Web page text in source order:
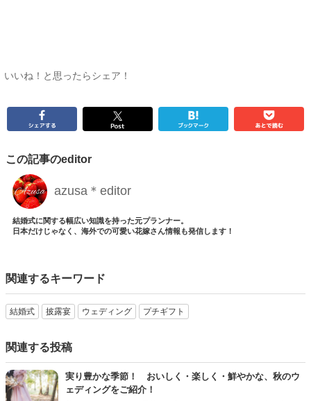
いいね！と思ったらシェア！
この記事のeditor
azusa＊editor
結婚式に関する幅広い知識を持った元プランナー。
日本だけじゃなく、海外での可愛い花嫁さん情報も発信します！
関連するキーワード
結婚式 披露宴 ウェディング プチギフト
関連する投稿
実り豊かな季節！ おいしく・楽しく・鮮やかな、秋のウ
ェディングをご紹介！